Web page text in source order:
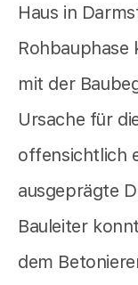
Haus in
Rohbauphase
mit der
Ursache für
offensichtlich
ausgeprägte
Bauleiter
dem